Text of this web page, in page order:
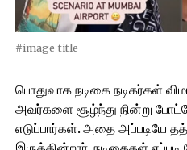
#image_title
பொதுவாக நடிகை நடிகர்கள்
அவர்களை சூழ்ந்து நின்று
எடுப்பார்கள். அதை அப்படியே